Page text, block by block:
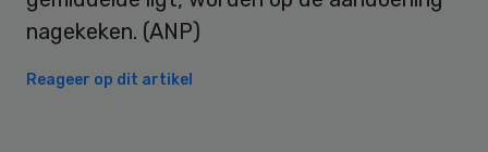
nagekeken. (ANP)
Reageer op dit artikel